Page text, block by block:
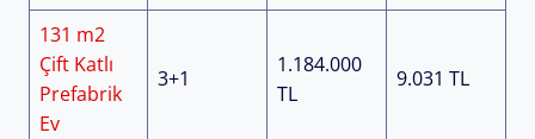
131 m2
Çift Katlı
Prefabrik
Ev
3+1
1.184.000
TL
9.031 TL